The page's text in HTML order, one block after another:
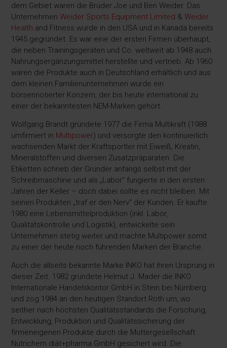
dem Gebiet waren die Brüder Joe und Ben Weider. Das
UnternehmenWeider Sports Equipment Limited &Weider
Health and Fitness wurde in den USA und in Kanada bereits
1945 gegründet. Es war eine der ersten Firmen überhaupt,
die neben Trainingsgeräten und Co. weltweit ab 1948 auch
Nahrungsergänzungsmittel herstellte und vertrieb. Ab 1960
waren die Produkte auch in Deutschland erhältlich und aus
dem kleinen Familienunternehmen wurde ein
börsennotierter Konzern, der bis heute international zu
einer der bekanntesten NEM-Marken gehört.
Wolfgang Brandt gründete 1977 die Firma Multikraft (1988
umfirmiert in Multipower) und versorgte den kontinuierlich
wachsenden Markt der Kraftsportler mit Eiweiß, Kreatin,
Mineralstoffen und diversen Zusatzpräparaten. Die
Etiketten schrieb der Gründer anfangs selbst mit der
Schreibmaschine und als „Labor“ fungierte in den ersten
Jahren der Keller – doch dabei sollte es nicht bleiben. Mit
seinen Produkten „traf er den Nerv“ der Kunden. Er kaufte
1980 eine Lebensmittelproduktion (inkl. Labor,
Qualitätskontrolle und Logistik), entwickelte sein
Unternehmen stetig weiter und machte Multipower somit
zu einer der heute noch führenden Marken der Branche.
Auch die allseits bekannte Marke INKO hat ihren Ursprung in
dieser Zeit. 1982 gründete Helmut J. Mader die INKO
Internationale Handelskontor GmbH in Stein bei Nürnberg
und zog 1984 an den heutigen Standort Roth um, wo
seither nach höchsten Qualitätsstandards die Forschung,
Entwicklung, Produktion und Qualitätssicherung der
firmeneigenen Produkte durch die Muttergesellschaft
Nutrichem diät+pharma GmbH gesichert wird. Die